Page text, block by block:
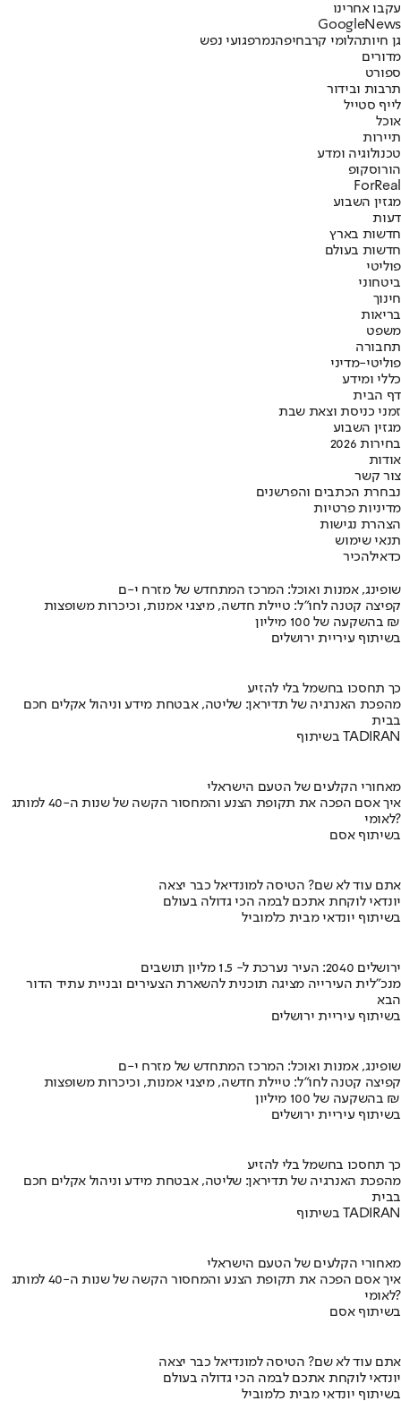
עקבו אחרינו
Googl eNews
גן חיותהלומי קרבחיפהנמרפגועי נפש
מדורים
ספורט
תרבות ובידור
לייף סטייל
אוכל
תיירות
טכנולוגיה ומדע
הורוסקופ
ForReal
מגזין השבוע
דעות
חדשות בארץ
חדשות בעולם
פוליטי
ביטחוני
חינוך
בריאות
משפט
תחבורה
פוליטי-מדיני
כללי ומידע
דף הבית
זמני כניסת וצאת שבת
מגזין השבוע
בחירות 2026
אודות
צור קשר
נבחרת הכתבים והפרשנים
מדיניות פרטיות
הצהרת נגישות
תנאי שימוש
כדאילהכיר
שופינג, אמנות ואוכל: המרכז המתחדש של מזרח י-ם
קפיצה קטנה לחו"ל: טיילת חדשה, מיצגי אמנות, וכיכרות משופצות
בהשקעה של 100 מיליון ₪
בשיתוף עיריית ירושלים
כך תחסכו בחשמל בלי להזיע
מהפכת האנרגיה של תדיראן: שליטה, אבטחת מידע וניהול אקלים חכם
בבית
בשיתוף TADIRAN
מאחורי הקלעים של הטעם הישראלי
איך אסם הפכה את תקופת הצנע והמחסור הקשה של שנות ה-40 למותג
לאומי?
בשיתוף אסם
אתם עוד לא שם? הטיסה למונדיאל כבר יצאה
יונדאי לוקחת אתכם לבמה הכי גדולה בעולם
בשיתוף יונדאי מבית כלמוביל
ירושלים 2040: העיר נערכת ל- 1.5 מליון תושבים
מנכ"לית העירייה מציגה תוכנית להשארת הצעירים ובניית עתיד הדור
הבא
בשיתוף עיריית ירושלים
שופינג, אמנות ואוכל: המרכז המתחדש של מזרח י-ם
קפיצה קטנה לחו"ל: טיילת חדשה, מיצגי אמנות, וכיכרות משופצות
בהשקעה של 100 מיליון ₪
בשיתוף עיריית ירושלים
כך תחסכו בחשמל בלי להזיע
מהפכת האנרגיה של תדיראן: שליטה, אבטחת מידע וניהול אקלים חכם
בבית
בשיתוף TADIRAN
מאחורי הקלעים של הטעם הישראלי
איך אסם הפכה את תקופת הצנע והמחסור הקשה של שנות ה-40 למותג
לאומי?
בשיתוף אסם
אתם עוד לא שם? הטיסה למונדיאל כבר יצאה
יונדאי לוקחת אתכם לבמה הכי גדולה בעולם
בשיתוף יונדאי מבית כלמוביל